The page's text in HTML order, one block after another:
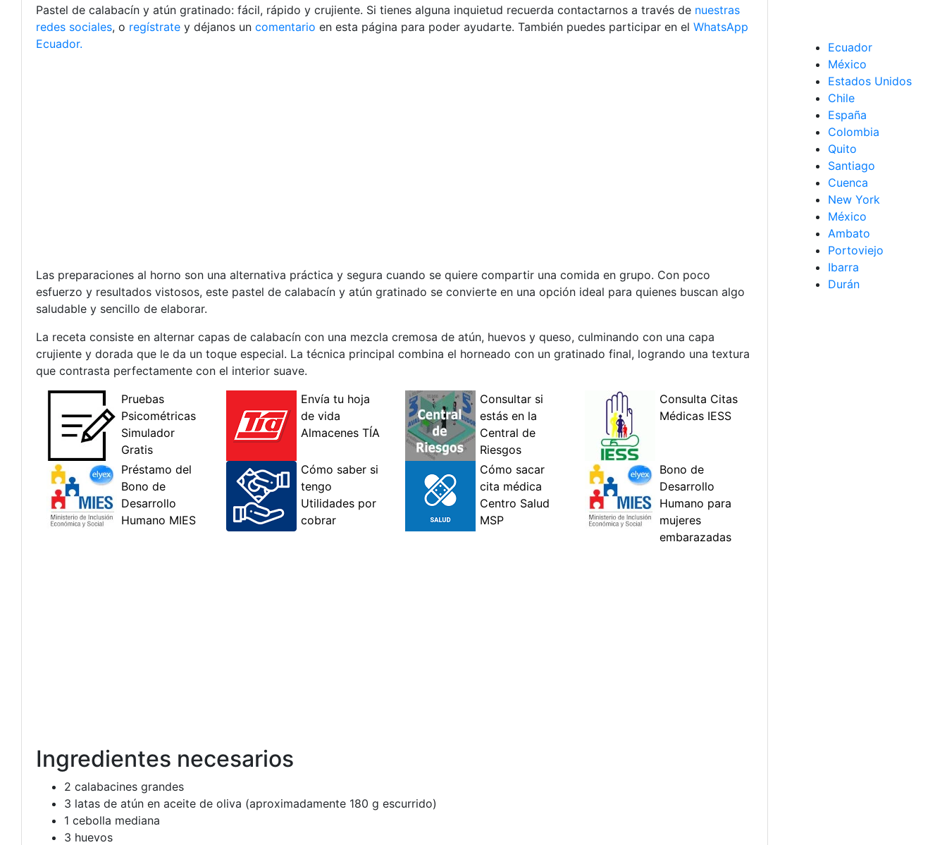
Pastel de calabacín y atún gratinado: fácil, rápido y crujiente. Si tienes alguna inquietud recuerda contactarnos a través de nuestras
redes sociales, o regístrate y déjanos un comentario en esta página para poder ayudarte. También puedes participar en el WhatsApp
Ecuador.
Las preparaciones al horno son una alternativa práctica y segura cuando se quiere compartir una comida en grupo. Con poco
esfuerzo y resultados vistosos, este pastel de calabacín y atún gratinado se convierte en una opción ideal para quienes buscan algo
saludable y sencillo de elaborar.
La receta consiste en alternar capas de calabacín con una mezcla cremosa de atún, huevos y queso, culminando con una capa
crujiente y dorada que le da un toque especial. La técnica principal combina el horneado con un gratinado final, logrando una textura
que contrasta perfectamente con el interior suave.
Ingredientes necesarios
2 calabacines grandes
3 latas de atún en aceite de oliva (aproximadamente 180 g escurrido)
1 cebolla mediana
3 huevos
Ecuador
México
Estados Unidos
Chile
España
Colombia
Quito
Santiago
Cuenca
New York
México
Ambato
Portoviejo
Ibarra
Durán